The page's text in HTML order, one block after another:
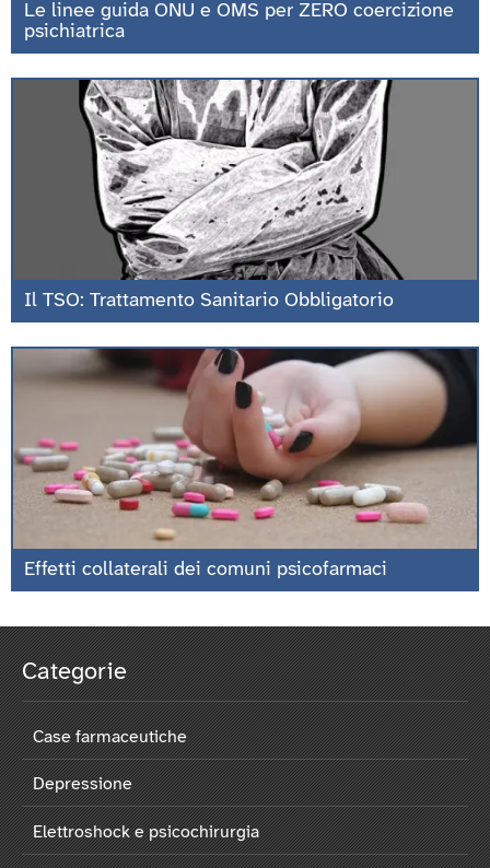
Le linee guida ONU e OMS per ZERO coercizione
psichiatrica
Il TSO: Trattamento Sanitario Obbligatorio
Effetti collaterali dei comuni psicofarmaci
Categorie
Case farmaceutiche
Depressione
Elettroshock e psicochirurgia